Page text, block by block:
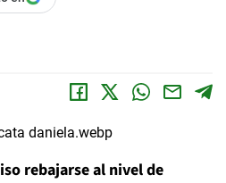
rebajarse al nivel de